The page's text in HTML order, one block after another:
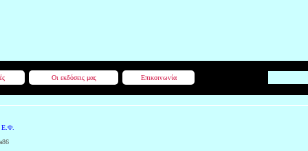
Οι εκδόσεις μας Επικοινωνία
Ε.Φ.